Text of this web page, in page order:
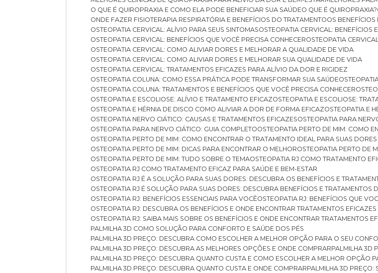
O QUE É QUIROPRAXIA E COMO ELA PODE BENEFICIAR SUA SAÚDE
O QUE É QUIROPRAXIA?
ONDE FAZER FISIOTERAPIA RESPIRATÓRIA E BENEFÍCIOS DO TRATAMENTO
OS
OSTEOPATIA CERVICAL: ALÍVIO PARA SEUS SINTOMAS
OSTEOPATIA CERVICAL: BENEFÍCIOS
OSTEOPATIA CERVICAL: BENEFÍCIOS QUE VOCÊ PRECISA CONHECER
OSTEOPATIA
OSTEOPATIA CERVICAL: COMO ALIVIAR DORES E MELHORAR A QUALIDADE DE VIDA
OSTEOPATIA CERVICAL: COMO ALIVIAR DORES E MELHORAR SUA QUALIDADE DE VIDA
OSTEOPATIA CERVICAL: TRATAMENTOS EFICAZES PARA ALÍVIO DA DOR E RIGIDEZ
OSTEOPATIA COLUNA: COMO ESSA PRÁTICA PODE TRANSFORMAR SUA SAÚDE
OSTEOPATIA COLUNA: TRATAMENTOS E BENEFÍCIOS QUE VOCÊ PRECISA CONHECER
OSTEOPATIA E ESCOLIOSE: ALÍVIO E TRATAMENTO EFICAZ
OSTEOPATIA E ESCOLIOSE:
OSTEOPATIA E HÉRNIA DE DISCO COMO ALIVIAR A DOR DE FORMA EFICAZ
OSTEOPATIA E
OSTEOPATIA NERVO CIÁTICO: CAUSAS E TRATAMENTOS EFICAZES
OSTEOPATIA PARA
OSTEOPATIA PARA NERVO CIÁTICO: GUIA COMPLETO
OSTEOPATIA PERTO DE MIM: COMO
OSTEOPATIA PERTO DE MIM: COMO ENCONTRAR O TRATAMENTO IDEAL PARA SUAS DORES
OSTEOPATIA PERTO DE MIM: DICAS PARA ENCONTRAR O MELHOR
OSTEOPATIA PERTO DE
OSTEOPATIA PERTO DE MIM: TUDO SOBRE O TEMA
OSTEOPATIA RJ COMO TRATAMENTO
OSTEOPATIA RJ COMO TRATAMENTO EFICAZ PARA SAÚDE E BEM-ESTAR
OSTEOPATIA RJ É A SOLUÇÃO PARA SUAS DORES: DESCUBRA OS BENEFÍCIOS E
OSTEOPATIA RJ É SOLUÇÃO PARA SUAS DORES: DESCUBRA BENEFÍCIOS E TRATAMENTOS
OSTEOPATIA RJ: BENEFÍCIOS ESSENCIAIS PARA VOCÊ
OSTEOPATIA RJ: BENEFÍCIOS QUE
OSTEOPATIA RJ: DESCUBRA OS BENEFÍCIOS E ONDE ENCONTRAR TRATAMENTOS EFICAZES
OSTEOPATIA RJ: SAIBA MAIS SOBRE OS BENEFÍCIOS E ONDE ENCONTRAR TRATAMENTOS
PALMILHA 3D COMO SOLUÇÃO PARA CONFORTO E SAÚDE DOS PÉS
PALMILHA 3D PREÇO: DESCUBRA COMO ESCOLHER A MELHOR OPÇÃO PARA O SEU
PALMILHA 3D PREÇO: DESCUBRA AS MELHORES OPÇÕES E ONDE COMPRAR
PALMILHA 3D
PALMILHA 3D PREÇO: DESCUBRA QUANTO CUSTA E COMO ESCOLHER A MELHOR OPÇÃO
PALMILHA 3D PREÇO: DESCUBRA QUANTO CUSTA E ONDE COMPRAR
PALMILHA 3D